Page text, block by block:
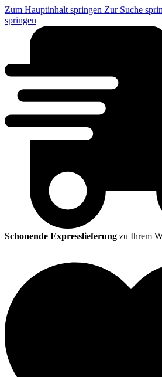
Zum Hauptinhalt springen Zur Suche
springen
Schonende Expresslieferung zu Ihrem